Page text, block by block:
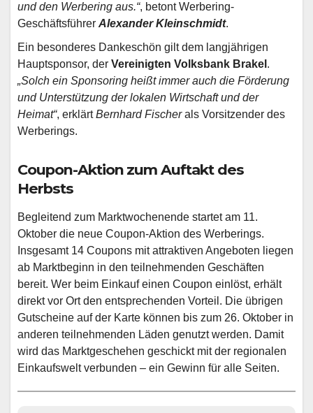
und den Werbering aus.“, betont Werbering-
Geschäftsführer Alexander Kleinschmidt.
Ein besonderes Dankeschön gilt dem langjährigen
Hauptsponsor, der Vereinigten Volksbank Brakel .
„Solch ein Sponsoring heißt immer auch die Förderung
und Unterstützung der lokalen Wirtschaft und der
Heimat“, erklärtBernhard Fischerals Vorsitzender des
Werberings.
Coupon-Aktion zum Auftakt des
Herbsts
Begleitend zum Marktwochenende startet am 11.
Oktober die neue Coupon-Aktion des Werberings.
Insgesamt 14 Coupons mit attraktiven Angeboten liegen
ab Marktbeginn in den teilnehmenden Geschäften
bereit. Wer beim Einkauf einen Coupon einlöst, erhält
direkt vor Ort den entsprechenden Vorteil. Die übrigen
Gutscheine auf der Karte können bis zum 26. Oktober in
anderen teilnehmenden Läden genutzt werden. Damit
wird das Marktgeschehen geschickt mit der regionalen
Einkaufswelt verbunden – ein Gewinn für alle Seiten.